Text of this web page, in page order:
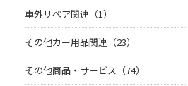
車外リペア関連（1）
その他カー用品関連（23）
その他商品・サービス（74）